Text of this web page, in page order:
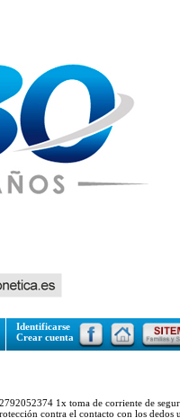
Identificarse
Crear cuenta
1x toma de corriente de
contra el contacto con los dedos u